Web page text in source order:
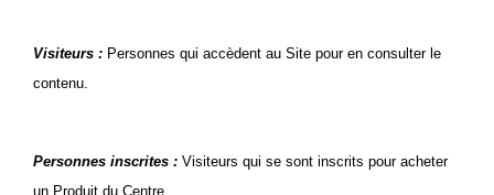
Visiteurs : Personnes qui accèdent au Site pour en consulter le
contenu.
Personnes inscrites : Visiteurs qui se sont inscrits pour acheter
un Produit du Centre.